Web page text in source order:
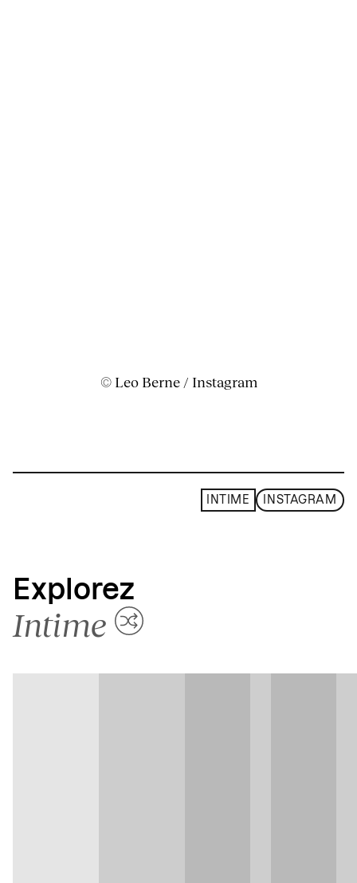
© Leo Berne / Instagram
INTIME INSTAGRAM
Explorez
Intime